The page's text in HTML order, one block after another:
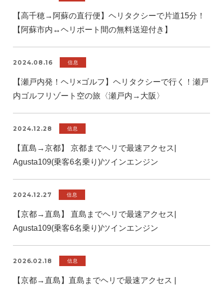
【高千穂→阿蘇の直行便】ヘリタクシーで片道15分！
【阿蘇市内↔️ヘリポート間の無料送迎付き】
2024.08.16 信息
【瀬戸内発！ヘリ×ゴルフ】ヘリタクシーで行く！瀬戸
内ゴルフリゾート空の旅〈瀬戸内→大阪〉
2024.12.28 信息
【直島→京都】 京都までヘリで最速アクセス|
Agusta109(乗客6名乗り)/ツインエンジン
2024.12.27 信息
【京都→直島】 直島までヘリで最速アクセス|
Agusta109(乗客6名乗り)/ツインエンジン
2026.02.18 信息
【京都→直島】直島までヘリで最速アクセス |